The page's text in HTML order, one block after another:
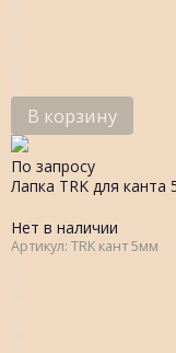
В корзину
По запросу
Лапка TRK для
Нет в наличии
Артикул: TRK кант 5мм